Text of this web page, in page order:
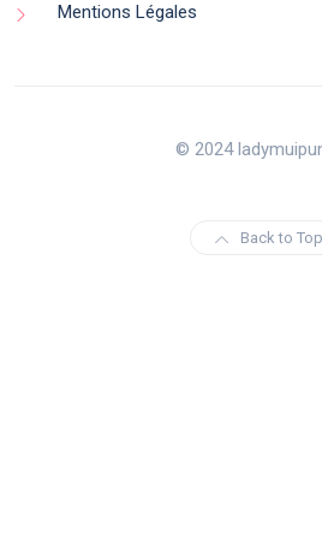
Mentions Légales
© 2024
Back to Top